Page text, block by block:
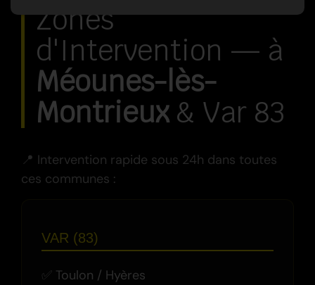
Zones
d'Intervention — à
Méounes-lès-
Montrieux & Var 83
📍 Intervention rapide sous 24h dans toutes
ces communes :
VAR (83)
Toulon / Hyères